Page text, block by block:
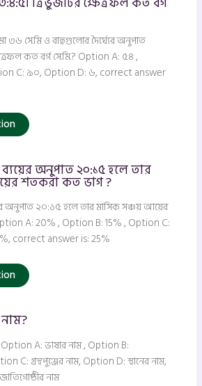
৩৬ সে.মি ও বাহুগুলোর দৈর্ঘ্যের অনুপাত
কত বর্গ সে.মি.? Option A: ৫৪ ,
C: ৯০, Option D: ৬, correct answer
অনুপাত ২০:১৫ হলে তার
শতকরা কত ভাগ ?
২০:১৫ হলে তার মাসিক সঞ্চয় আয়ের
A: 20% , Option B: 15% , Option C:
correct answer is: 25%
A: ভাষার নাম , Option B:
C: গ্রন্থপুঞ্জের নাম, Option D: স্থানের নাম,
নাম